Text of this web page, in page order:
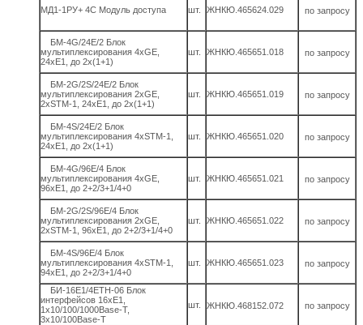
МД1-1РУ+ 4С Модуль доступа шт. ЖНКЮ.465624.029 по запросу
БМ-4G/24Е/2 Блок
мультиплексирования 4хGE,
24xE1, до 2х(1+1)
шт. ЖНКЮ.465651.018 по запросу
БМ-2G/2S/24Е/2 Блок
мультиплексирования 2хGE,
2хSTM-1, 24xE1, до 2х(1+1)
шт. ЖНКЮ.465651.019 по запросу
БМ-4S/24Е/2 Блок
мультиплексирования 4хSTM-1,
24xE1, до 2х(1+1)
шт. ЖНКЮ.465651.020 по запросу
БМ-4G/96Е/4 Блок
мультиплексирования 4хGE,
96xE1, до 2+2/3+1/4+0
шт. ЖНКЮ.465651.021 по запросу
БМ-2G/2S/96Е/4 Блок
мультиплексирования 2хGE,
2хSTM-1, 96xE1, до 2+2/3+1/4+0
шт. ЖНКЮ.465651.022 по запросу
БМ-4S/96Е/4 Блок
мультиплексирования 4хSTM-1,
94xE1, до 2+2/3+1/4+0
шт. ЖНКЮ.465651.023 по запросу
БИ-16Е1/4ETH-06 Блок
интерфейсов 16хЕ1,
1x10/100/1000Base-T,
3x10/100Base-T
шт. ЖНКЮ.468152.072 по запросу